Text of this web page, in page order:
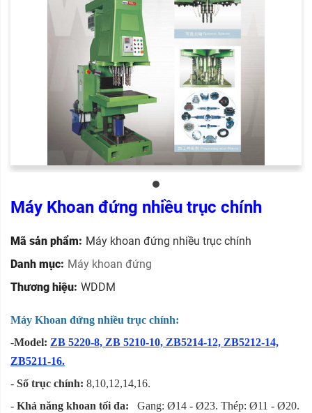
Máy Khoan đứng nhiều trục chính
Mã sản phẩm: Máy khoan đứng nhiều trục chính
Danh mục: Máy khoan đứng
Thương hiệu: WDDM
Máy Khoan đứng nhiều trục chính:
-Model: ZB 5220-8, ZB 5210-10, ZB5214-12, ZB5212-14,
ZB5211-16.
- Số trục chính: 8,10,12,14,16.
- Khả năng khoan tối đa: Gang: Ø14 - Ø23. Thép: Ø11 - Ø20.